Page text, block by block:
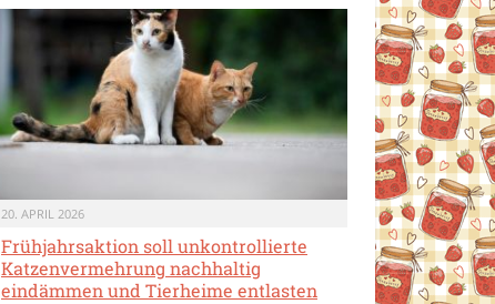
20. APRIL 2026
Frühjahrsaktion soll unkontrollierte
Katzenvermehrung nachhaltig
eindämmen und Tierheime entlasten